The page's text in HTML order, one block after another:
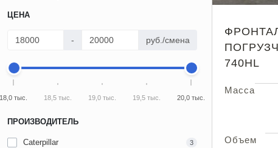
ЦЕНА
- руб./смена
18,0 тыс. 18,5 тыс. 19,0 тыс. 19,5 тыс. 20,0 тыс.
ПРОИЗВОДИТЕЛЬ
Caterpillar 3
740HL
Масса
Объем